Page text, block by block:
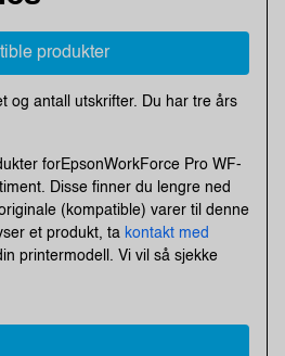
produkter
og antall utskrifter. Du har tre års
forEpsonWorkForce Pro WF-
Disse finner du lengre ned
(kompatible) varer til denne
et produkt, ta kontakt med
printermodell. Vi vil så sjekke